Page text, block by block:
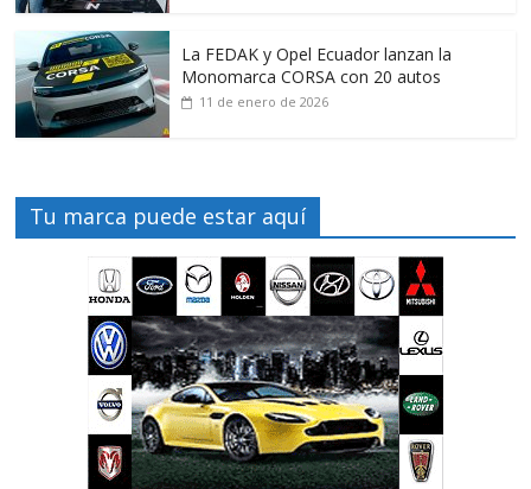
La FEDAK y Opel Ecuador lanzan la
Monomarca CORSA con 20 autos
11 de enero de 2026
Tu marca puede estar aquí